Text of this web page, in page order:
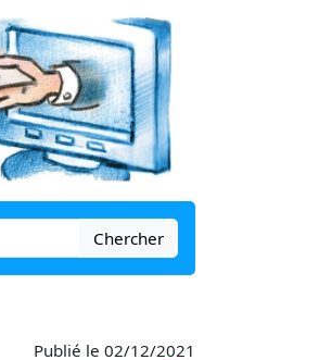
Chercher
Publié le 02/12/2021